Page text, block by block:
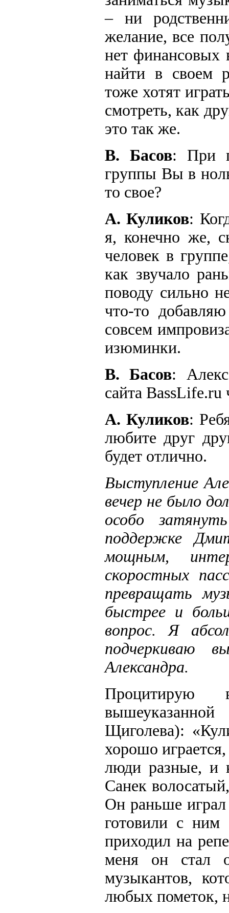
– ни
желание, все
нет финансовых
найти в своем
тоже хотят
смотреть, как
это так же.
В. Басов: При
группы Вы в
то свое?
А. Куликов:
я, конечно же,
человек в
как звучало
поводу сильно
что-то
совсем
изюминки.
В. Басов:
сайта BassLife.ru
А. Куликов:
любите друг
будет отлично.
Выступление
вечер не было
особо
поддержке
мощным,
скоростных
превращать
быстрее и
вопрос. Я
подчеркиваю
Александра.
Процитирую
Щиголева):
хорошо
люди разные, и
Санек
Он раньше играл
готовили с
приходил на
меня он стал
музыкантов,
любых пометок,